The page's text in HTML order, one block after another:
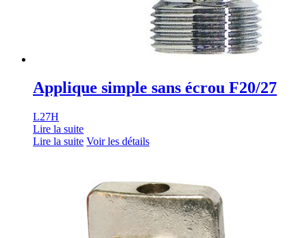
Applique simple sans écrou F20/27
L27H
Lire la suite
Lire la suite Voir les détails